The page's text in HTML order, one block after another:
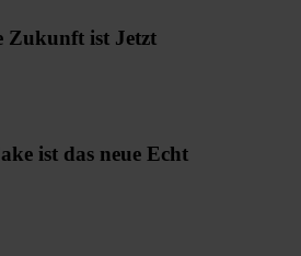
Zukunft ist Jetzt
ist das neue Echt